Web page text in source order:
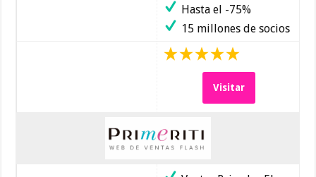
Hasta el -75%
15 millones de socios
Visitar